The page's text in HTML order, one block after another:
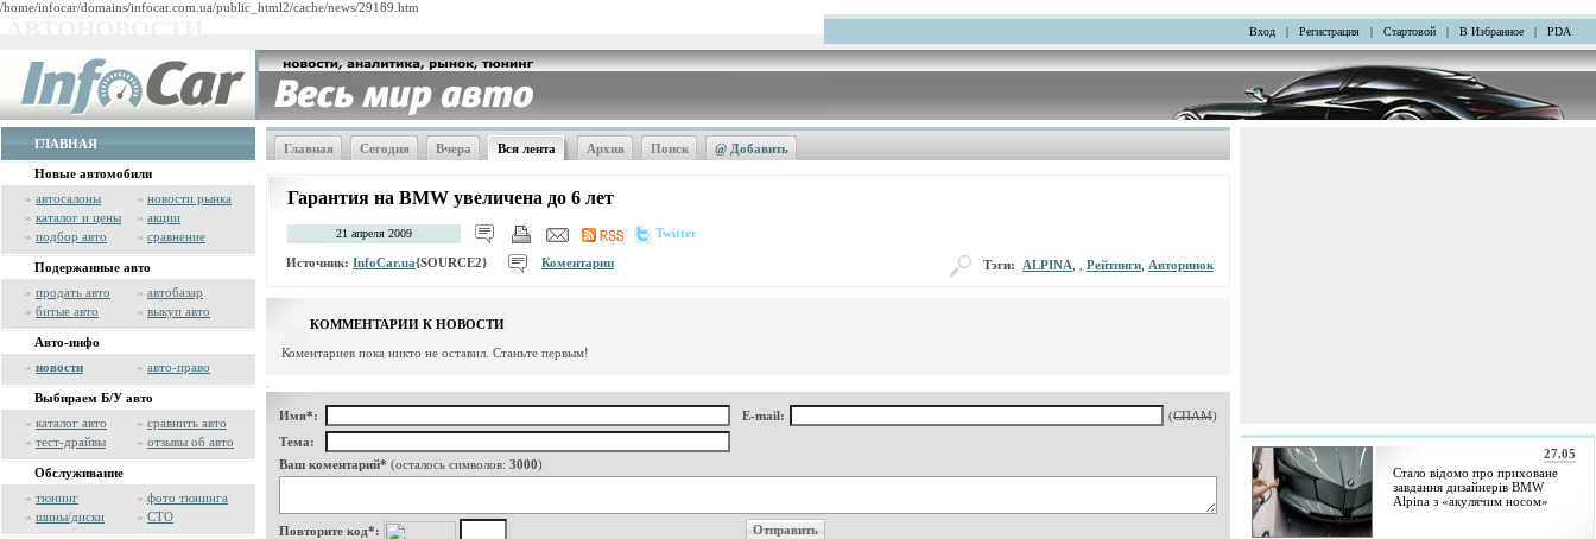
/home/infocar/domains/infocar.com.ua/public_html2/cache/news/29189.htm
Вход | Регистрация | Стартовой | В Избранное | PDA
ГЛАВНАЯ
Новые автомобили
» автосалоны » новости рынка
» каталог и цены » акции
» подбор авто » сравнение
Подержанные авто
» продать авто » автобазар
» битые авто » выкуп авто
Авто-инфо
» новости » авто-право
Выбираем Б/У авто
» каталог авто » сравнить авто
» тест-драйвы » отзывы об авто
Обслуживание
» тюнинг » фото тюнинга
» шины/диски » СТО
Главная Сегодня Вчера Вся лента Архив Поиск @ Добавить
Гарантия на BMW увеличена до 6 лет
21 апреля 2009 Twitter
Источник: InfoCar.ua{SOURCE2} Коментарии Тэги: ALPINA Рейтинги Авторинок
КОММЕНТАРИИ К НОВОСТИ
Коментариев пока никто не оставил. Станьте первым!
Имя*: E-mail: (СПАМ)
Тема:
Ваш коментарий* (осталось символов: 3000)
Повторите код*:
27.05
Стало відомо про приховане
завдання дизайнерів BMW
Alpina з «акулячим носом»